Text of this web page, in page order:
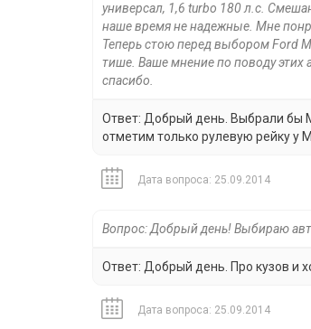
универсал, 1,6 turbo 180 л.с.
наше время не надежные. Мне
Теперь стою перед выбором Ford
тише. Ваше мнение по поводу этих
спасибо.
Ответ: Добрый день. Выбрали бы
отметим только рулевую рейку у
Дата вопроса: 25.09.2014
Вопрос: Добрый день! Выбираю
Ответ: Добрый день. Про кузов и
Дата вопроса: 25.09.2014